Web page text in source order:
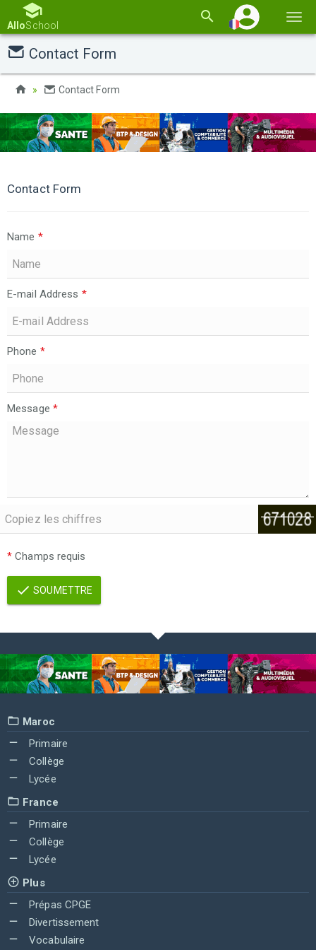
la
AlloSchool
Contact Form
Contact Form
Contact Form
Name *
E-mail Address *
Phone *
Message *
* Champs requis
SOUMETTRE
Maroc
Primaire
Collège
Lycée
France
Primaire
Collège
Lycée
Plus
Prépas CPGE
Divertissement
Vocabulaire